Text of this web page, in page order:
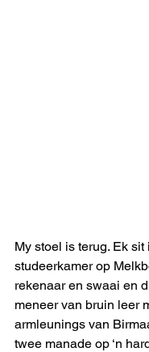
My stoel is terug. Ek sit
studeerkamer op
rekenaar en swaai en
meneer van bruin leer
armleunings van
twee manade op ‘n